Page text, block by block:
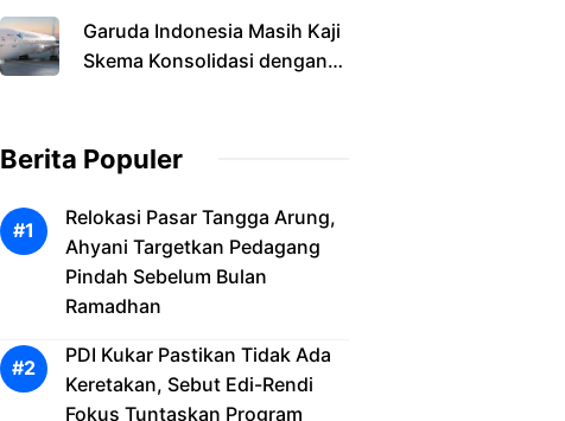
Garuda Indonesia Masih Kaji
Skema Konsolidasi dengan
Berita Populer
Relokasi Pasar Tangga Arung,
Ahyani Targetkan Pedagang
Pindah Sebelum Bulan
Ramadhan
PDI Kukar Pastikan Tidak Ada
Keretakan, Sebut Edi-Rendi
Fokus Tuntaskan Program